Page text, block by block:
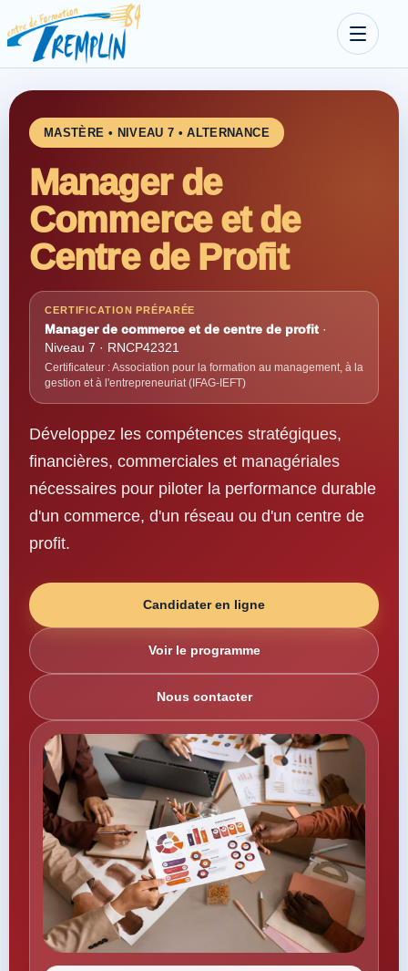
MASTÈRE • NIVEAU 7 • ALTERNANCE
Manager de
Commerce et de
Centre de Profit
CERTIFICATION PRÉPARÉE
Manager de commerce et de centre de profit ·
Niveau 7 · RNCP42321
Certificateur : Association pour la formation au management, à la
gestion et à l'entrepreneuriat (IFAG-IEFT)
Développez les compétences stratégiques,
financières, commerciales et managériales
nécessaires pour piloter la performance durable
d'un commerce, d'un réseau ou d'un centre de
profit.
Candidater en ligne
Voir le programme
Nous contacter